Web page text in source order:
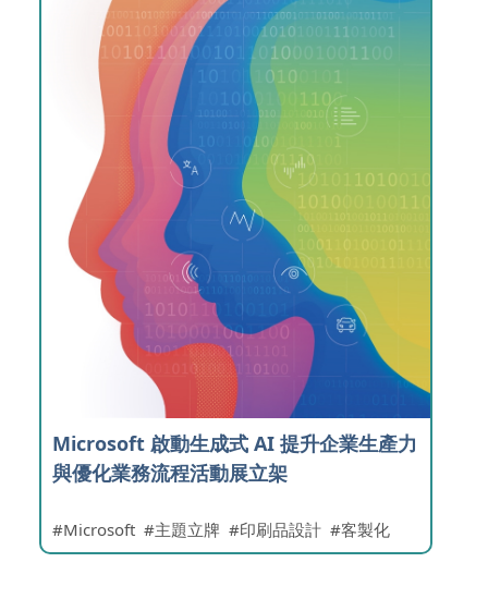
Microsoft 啟動生成式 AI 提升企業生產力
與優化業務流程活動展立架
Microsoft 主題立牌 印刷品設計 客製化